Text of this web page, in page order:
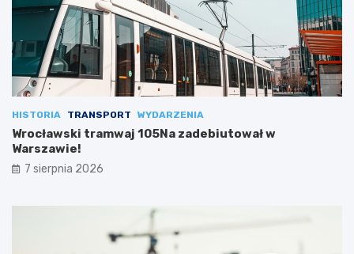
HISTORIA TRANSPORT WYDARZENIA
Wrocławski tramwaj 105Na zadebiutował w
Warszawie!
7 sierpnia 2026